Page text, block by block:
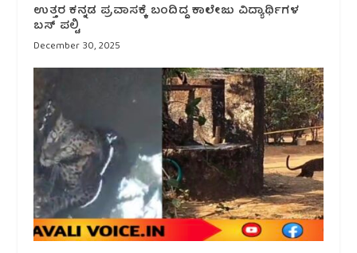
ಉತ್ತರ ಕನ್ನಡ ಪ್ರವಾಸಕ್ಕೆ ಬಂದಿದ್ದ ಕಾಲೇಜು ವಿದ್ಯಾರ್ಥಿಗಳ
ಬಸ್ ಪಲ್ಟಿ
December 30, 2025